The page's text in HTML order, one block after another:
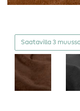
Saatavilla 3